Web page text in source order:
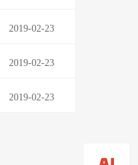
2019-02-23
2019-02-23
2019-02-23